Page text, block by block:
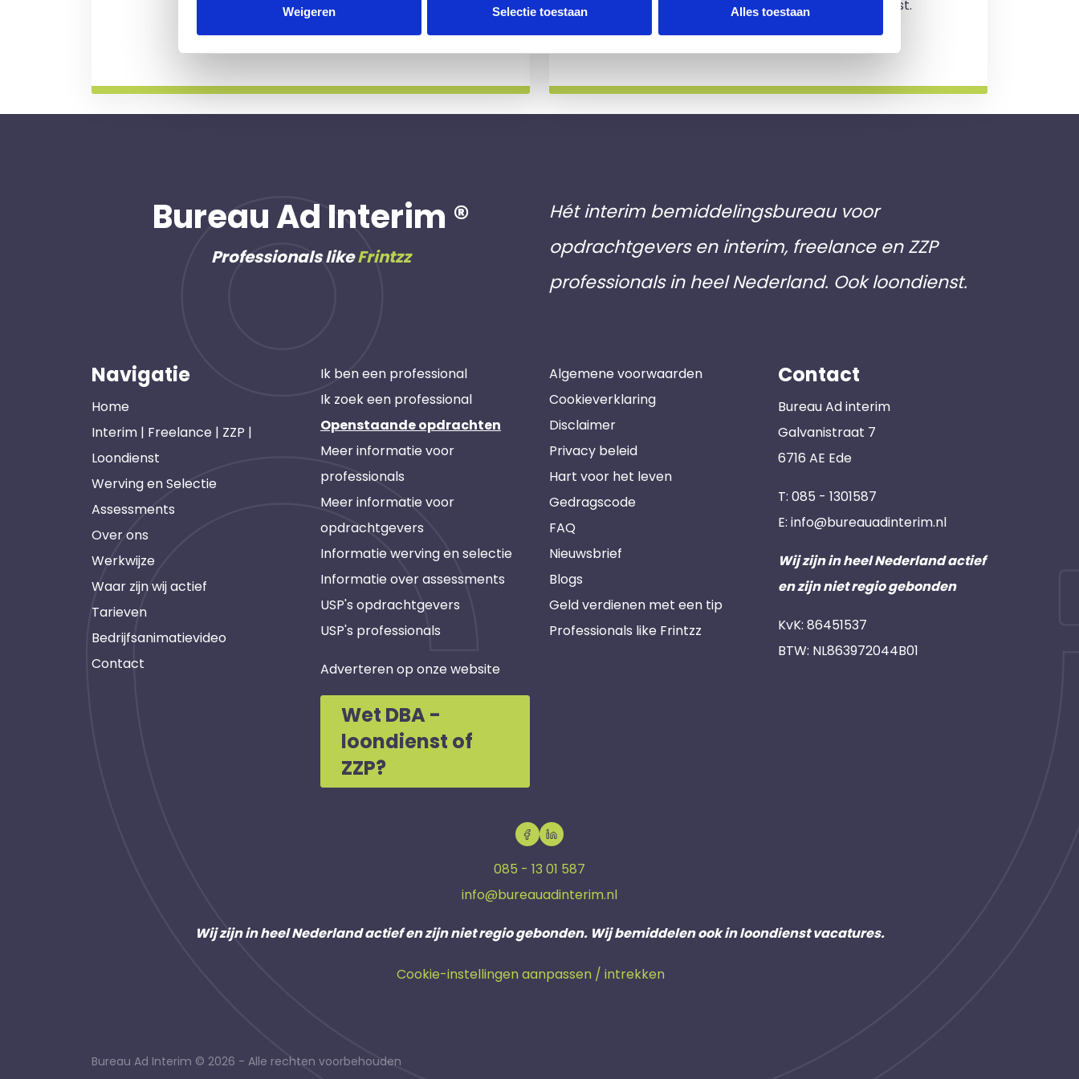
Weigeren Selectie toestaan Alles toestaan
professional voor u aan de slag gaat.
aan inschrijving en je zit nergens aan vast.
Bureau Ad Interim ®
Professionals likeFrintzz
Hét interim bemiddelingsbureau voor
opdrachtgevers en interim, freelance en ZZP
professionals in heel Nederland. Ook loondienst.
Navigatie
Home
Interim | Freelance | ZZP |
Loondienst
Werving en Selectie
Assessments
Over ons
Werkwijze
Waar zijn wij actief
Tarieven
Bedrijfsanimatievideo
Contact
Ik ben een professional
Ik zoek een professional
Openstaande opdrachten
Meer informatie voor
professionals
Meer informatie voor
opdrachtgevers
Informatie werving en selectie
Informatie over assessments
USP's opdrachtgevers
USP's professionals
Adverteren op onze website
Wet DBA -
loondienst of
ZZP?
Algemene voorwaarden
Cookieverklaring
Disclaimer
Privacy beleid
Hart voor het leven
Gedragscode
FAQ
Nieuwsbrief
Blogs
Geld verdienen met een tip
Professionals like Frintzz
Contact
Bureau Ad interim
Galvanistraat 7
6716 AE Ede
T: 085 - 1301587
E: info@bureauadinterim.nl
Wij zijn in heel Nederland actief
en zijn niet regio gebonden
KvK: 86451537
BTW: NL863972044B01
085 - 13 01 587
info@bureauadinterim.nl
Wij zijn in heel Nederland actief en zijn niet regio gebonden. Wij bemiddelen ook in loondienst vacatures.
Cookie-instellingen aanpassen / intrekken
Bureau Ad Interim © 2026 - Alle rechten voorbehouden